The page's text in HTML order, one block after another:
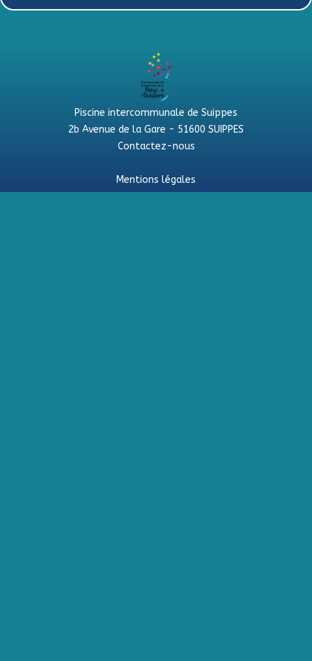
Piscine intercommunale de Suippes
2b Avenue de la Gare - 51600 SUIPPES
Contactez-nous
Mentions légales